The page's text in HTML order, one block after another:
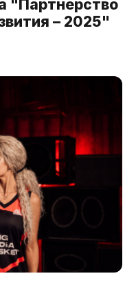
"Партнерство
– 2025"